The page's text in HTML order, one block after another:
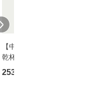
【中古】 ウインクで
乾杯 (ノン・ポシェッ
ト) / 東野圭吾 / 祥伝
253